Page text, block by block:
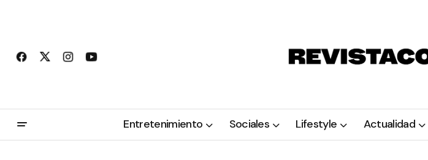
Entretenimiento Sociales Lifestyle Actualidad